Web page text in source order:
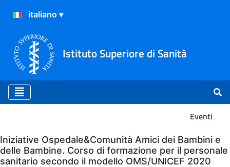
Istituto Superiore di Sanità
Eventi
Eventi
Iniziative Ospedale&Comunità Amici dei Bambini e
delle Bambine. Corso di formazione per il personale
sanitario secondo il modello OMS/UNICEF 2020